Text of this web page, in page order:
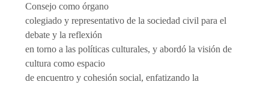
Consejo como órgano
colegiado y representativo de la sociedad civil para el
debate y la reflexión
en torno a las políticas culturales, y abordó la visión de
cultura como espacio
de encuentro y cohesión social, enfatizando la